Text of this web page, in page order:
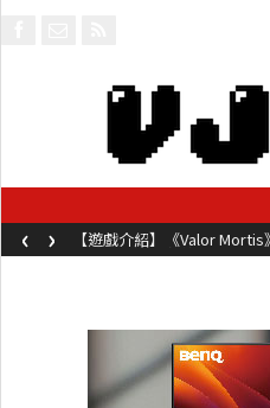
【遊戲介紹】《Valor
槍械劍與魔法殺敵
‹ ›